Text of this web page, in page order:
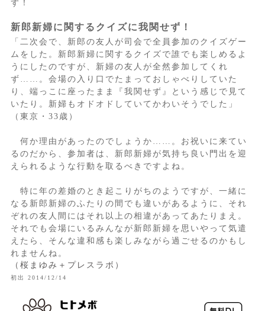
ず！
新郎新婦に関するクイズに我関せず！
「二次会で、新郎の友人が司会で全員参加のクイズゲー
ムをした。新郎新婦に関するクイズで誰でも楽しめるよ
うにしたのですが、新婦の友人が全然参加してくれ
ず……。会場の入り口でたまっておしゃべりしていた
り、端っこに座ったまま『我関せず』という感じで見て
いたり。新婦もオドオドしていてかわいそうでした」
（東京・33歳）
何か理由があったのでしょうか……。お祝いに来てい
るのだから、参加者は、新郎新婦が気持ち良い門出を迎
えられるような行動を取るべきですよね。
特に年の差婚のとき起こりがちのようですが、一緒に
なる新郎新婦のふたりの間でも違いがあるように、それ
ぞれの友人間にはそれ以上の相違があってあたりまえ。
それでも会場にいるみんなが新郎新婦を思いやって気遣
えたら、そんな違和感も楽しみながら過ごせるのかもし
れませんね。
（桜まゆみ＋プレスラボ）
初出 2014/12/14